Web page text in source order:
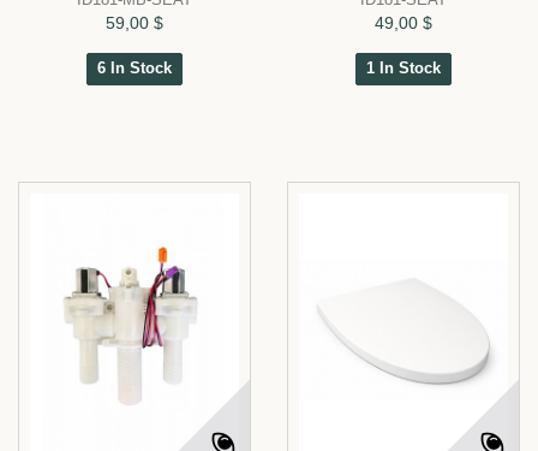
59,00 $
6 In Stock
49,00 $
1 In Stock